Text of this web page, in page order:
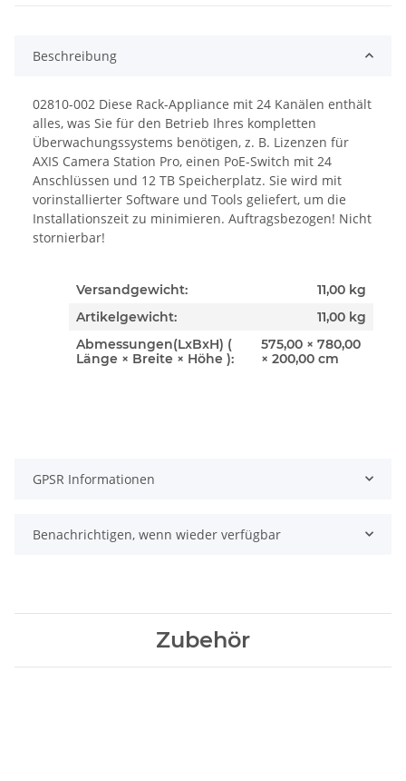
Beschreibung
02810-002 Diese Rack-Appliance mit 24 Kanälen enthält
alles, was Sie für den Betrieb Ihres kompletten
Überwachungssystems benötigen, z. B. Lizenzen für
AXIS Camera Station Pro, einen PoE-Switch mit 24
Anschlüssen und 12 TB Speicherplatz. Sie wird mit
vorinstallierter Software und Tools geliefert, um die
Installationszeit zu minimieren. Auftragsbezogen! Nicht
stornierbar!
Versandgewicht:
11,00 kg
Artikelgewicht:
11,00 kg
Abmessungen(LxBxH) (
Länge × Breite × Höhe ):
575,00 × 780,00
× 200,00 cm
GPSR Informationen
Benachrichtigen, wenn wieder verfügbar
Zubehör